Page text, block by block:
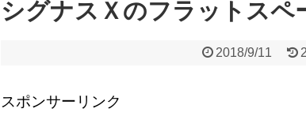
シグナスＸのフラットスペ
2018/9/11
スポンサーリンク